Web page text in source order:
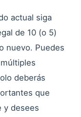
actual siga
de 10 (o 5)
nuevo. Puedes
deberás
que
y desees